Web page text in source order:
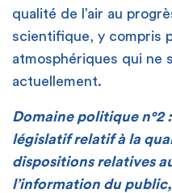
qualité de l’air au
scientifique, y compris
atmosphériques qui ne
actuellement.
Domaine politique n°2
législatif relatif à la
dispositions relatives
l’information du